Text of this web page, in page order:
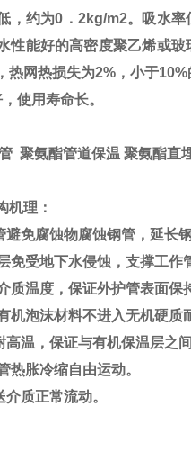
，约为0 ． 2kg/m2。吸水率
性能好的高密度聚乙烯或
热网热损失为2% ，小于10%
使用寿命长。
聚氨酯管道保温 聚氨酯直
机理：
避免腐蚀物腐蚀钢管，延
免受地下水侵蚀，支撑工
质温度，保证外护管表
机泡沫材料不进入无机
高温，保证与有机保温层
管热胀冷缩自由运动。
质正常流动。